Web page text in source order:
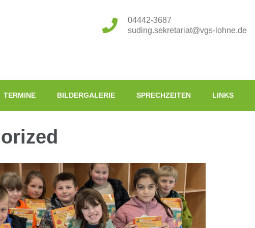
04442-3687
suding.sekretariat@vgs-lohne.de
TERMINE BILDERGALERIE SPRECHZEITEN LINKS